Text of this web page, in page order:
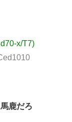
x/T7)
鹿だろ